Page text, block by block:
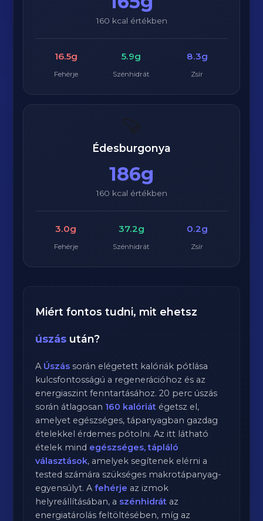
160 kcal értékben
16.5g
Fehérje
5.9g
Szénhidrát
8.3g
Zsír
Édesburgonya
186g
160 kcal értékben
3.0g
Fehérje
37.2g
Szénhidrát
0.2g
Zsír
Miért fontos tudni, mit ehetsz
úszás után?
A Úszás során elégetett kalóriák pótlása
kulcsfontosságú a regenerációhoz és az
energiaszint fenntartásához.20 perc úszás
során átlagosan 160 kalóriát égetsz el,
amelyet egészséges, tápanyagban gazdag
ételekkel érdemes pótolni. Az itt látható
ételek mind egészséges, tápláló
választások, amelyek segítenek elérni a
tested számára szükséges makrotápanyag-
egyensúlyt. Afehérje az izmok
helyreállításában, a szénhidrát az
energiatárolás feltöltésében, míg az